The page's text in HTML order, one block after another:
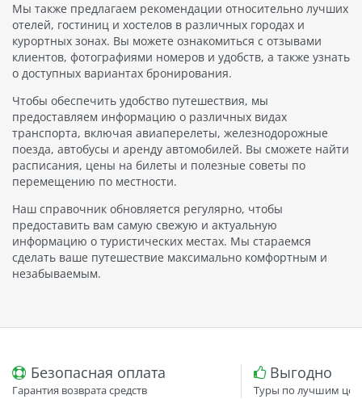
Мы также предлагаем рекомендации относительно лучших
отелей, гостиниц и хостелов в различных городах и
курортных зонах. Вы можете ознакомиться с отзывами
клиентов, фотографиями номеров и удобств, а также узнать
о доступных вариантах бронирования.
Чтобы обеспечить удобство путешествия, мы
предоставляем информацию о различных видах
транспорта, включая авиаперелеты, железнодорожные
поезда, автобусы и аренду автомобилей. Вы сможете найти
расписания, цены на билеты и полезные советы по
перемещению по местности.
Наш справочник обновляется регулярно, чтобы
предоставить вам самую свежую и актуальную
информацию о туристических местах. Мы стараемся
сделать ваше путешествие максимально комфортным и
незабываемым.
Безопасная оплата
Гарантия возврата средств
Выгодно
Туры по лучшим